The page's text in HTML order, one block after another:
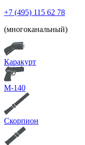
+7 (495) 115 62 78
(многоканальный)
Каракурт
М-140
Скорпион